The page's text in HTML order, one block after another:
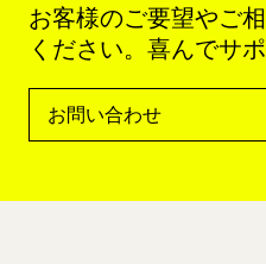
お客様のご要望やご
ください。喜んでサ
お問い合わせ